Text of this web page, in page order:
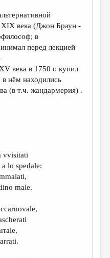
века (Джон Браун -
в
перед лекцией
века в 1750 г. купил
нём находились
(в т.ч. жандармерия) .
vvisitati
lo spedale:
male.